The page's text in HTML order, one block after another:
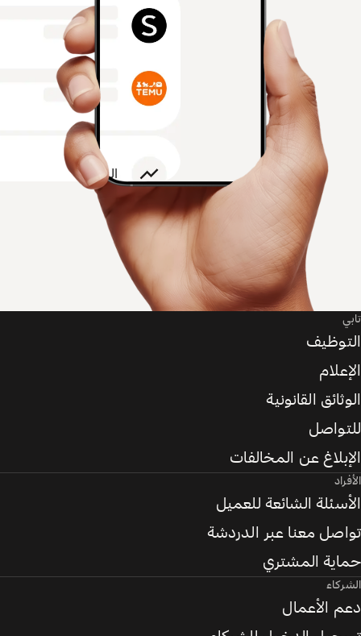
تابي
التوظيف
الإعلام
الوثائق القانونية
للتواصل
الإبلاغ عن المخالفات
الأفراد
الأسئلة الشائعة للعميل
تواصل معنا عبر الدردشة
حماية المشتري
الشركاء
دعم الأعمال